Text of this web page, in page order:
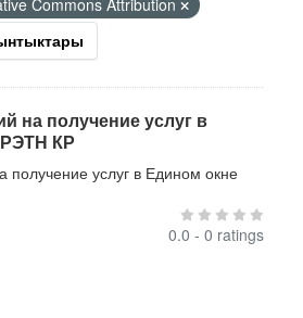
Commons Attribution
на получение услуг в
КР
услуг в Едином окне
0.0 - 0 ratings